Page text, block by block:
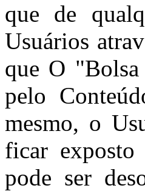
que de
Usuários
que O
pelo
mesmo, o
ficar exposto
pode ser